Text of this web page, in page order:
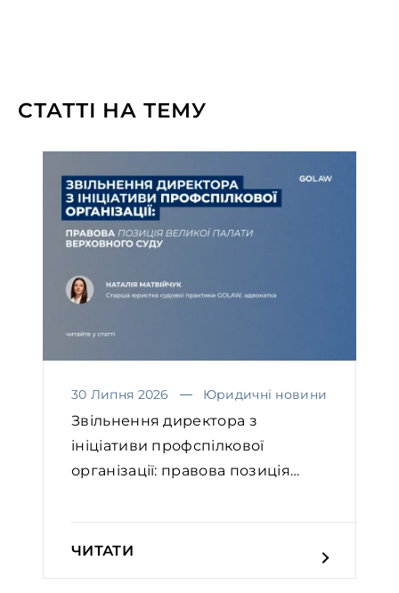
СТАТТІ НА ТЕМУ
30 Липня 2026 Юридичні новини
Звільнення директора з
ініціативи профспілкової
організації: правова позиція
ЧИТАТИ